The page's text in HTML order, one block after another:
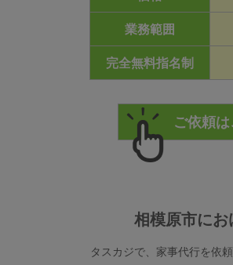
業務範囲
完全無料指名制
相模原市に
タスカジで、家事代行を依